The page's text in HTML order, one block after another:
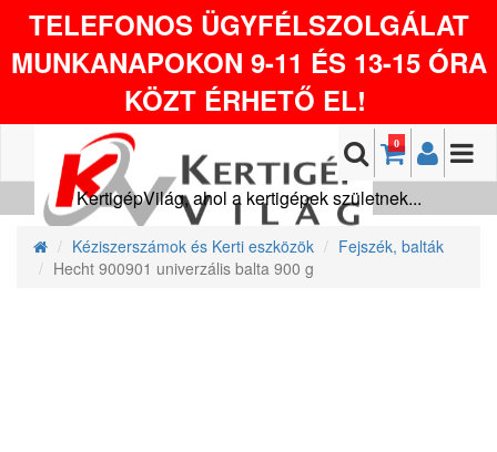
TELEFONOS ÜGYFÉLSZOLGÁLAT
MUNKANAPOKON 9-11 ÉS 13-15 ÓRA
KÖZT ÉRHETŐ EL!
0
KertigépVilág, ahol a kertigépek születnek...
Kéziszerszámok és Kerti eszközök
Fejszék, balták
Hecht 900901 univerzális balta 900 g